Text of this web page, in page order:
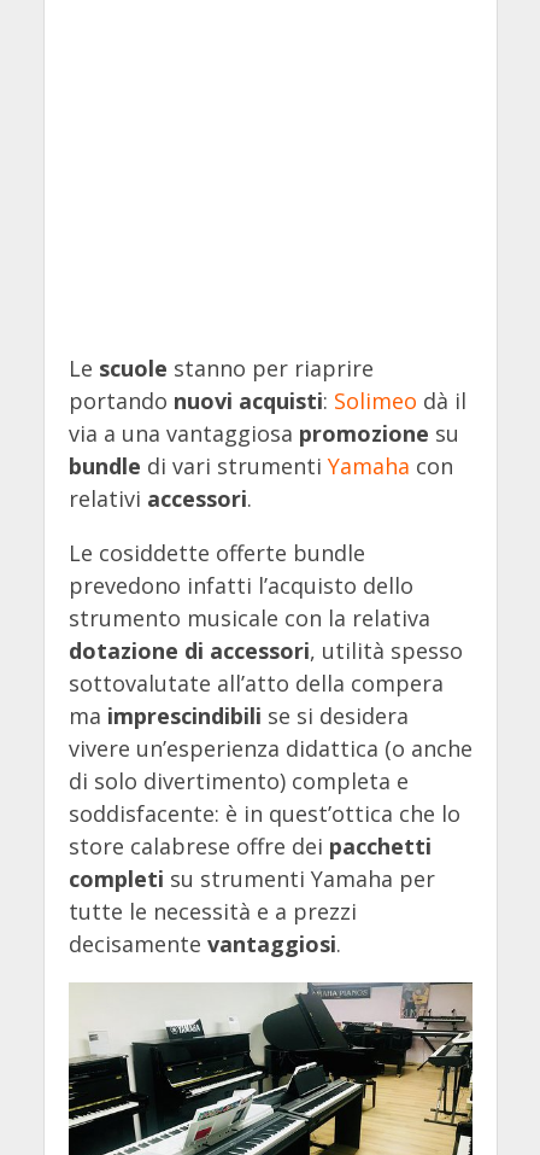
Le scuole stanno per riaprire
portando nuovi acquisti: Solimeo dà il
via a una vantaggiosa promozione su
bundle di vari strumenti Yamaha con
relativi accessori.
Le cosiddette offerte bundle
prevedono infatti l’acquisto dello
strumento musicale con la relativa
dotazione di accessori, utilità spesso
sottovalutate all’atto della compera
ma imprescindibili se si desidera
vivere un’esperienza didattica (o anche
di solo divertimento) completa e
soddisfacente: è in quest’ottica che lo
store calabrese offre dei pacchetti
completi su strumenti Yamaha per
tutte le necessità e a prezzi
decisamente vantaggiosi.